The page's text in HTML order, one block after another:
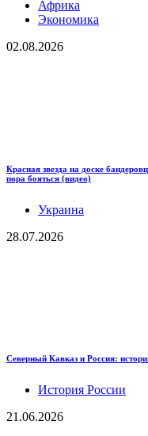
Африка
Экономика
02.08.2026
Красная звезда на доске
пора бояться (видео)
Украина
28.07.2026
Северный Кавказ и Россия:
История России
21.06.2026